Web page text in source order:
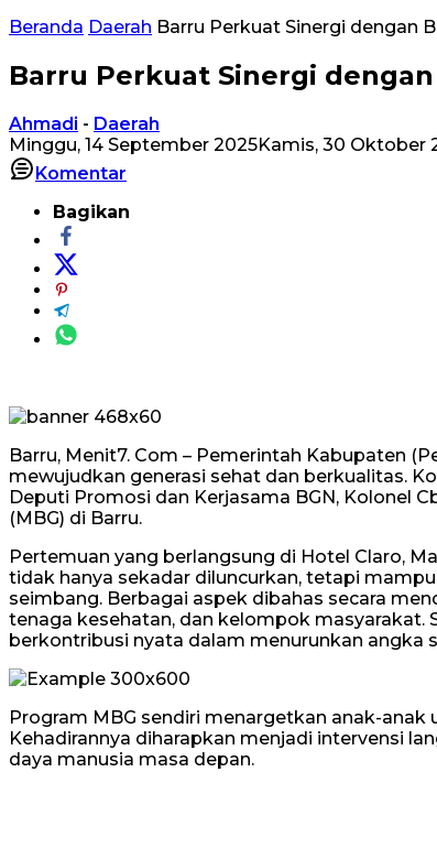
Beranda Daerah Barru Perkuat Sinergi dengan
Barru Perkuat Sinergi
Ahmadi - Daerah
Minggu, 14 September 2025Kamis, 30 Oktober
Komentar
Bagikan
Barru, Menit7. Com – Pemerintah Kabupaten
mewujudkan generasi sehat dan berkualitas.
Deputi Promosi dan Kerjasama BGN, Kolonel
(MBG) di Barru.
Pertemuan yang berlangsung di Hotel Claro,
tidak hanya sekadar diluncurkan, tetapi
seimbang. Berbagai aspek dibahas secara
tenaga kesehatan, dan kelompok
berkontribusi nyata dalam menurunkan angka
Program MBG sendiri menargetkan anak-
Kehadirannya diharapkan menjadi intervensi
daya manusia masa depan.